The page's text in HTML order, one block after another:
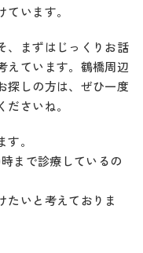
います。
、まずはじっくりお話
えています。鶴橋周辺
探しの方は、ぜひ一度
さいね。
。
まで診療しているの
たいと考えておりま